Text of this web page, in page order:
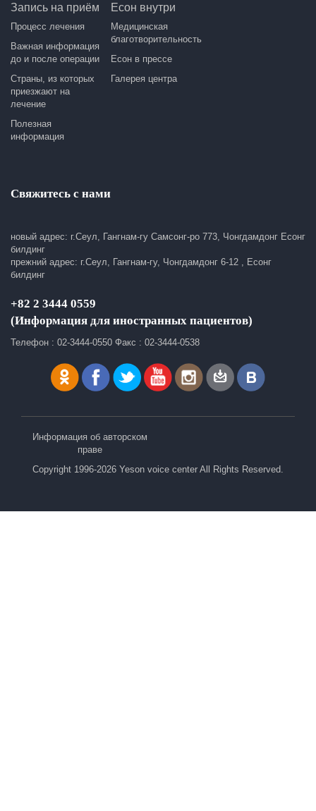
Запись на приём
Процесс лечения
Важная информация
до и после операции
Страны, из которых
приезжают на
лечение
Полезная
информация
Есон внутри
Медицинская
благотворительность
Есон в прессе
Галерея центра
Свяжитесь с нами
новый адрес: г.Сеул, Гангнам-гу Самсонг-ро 773, Чонгдамдонг Есонг
билдинг
прежний адрес: г.Сеул, Гангнам-гу, Чонгдамдонг 6-12 , Есонг
билдинг
+82 2 3444 0559
(Информация для иностранных пациентов)
Телефон : 02-3444-0550 Факс : 02-3444-0538
Информация об авторском
праве
Copyright 1996-2026 Yeson voice center All Rights Reserved.